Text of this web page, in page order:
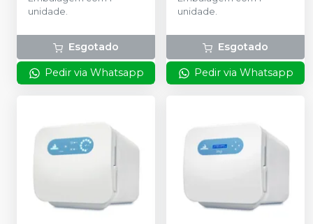
unidade.
Esgotado
Pedir via Whatsapp
unidade.
Esgotado
Pedir via Whatsapp